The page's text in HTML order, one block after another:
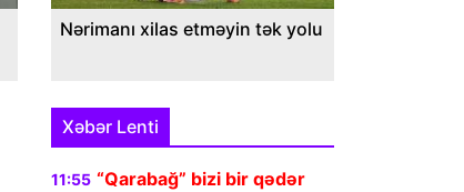
Nərimanı xilas etməyin tək yolu
Xəbər Lenti
11:55 “Qarabağ” bizi bir qədər